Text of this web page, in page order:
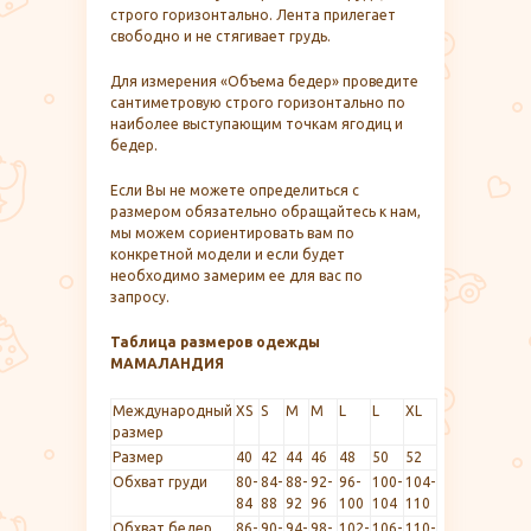
строго горизонтально. Лента прилегает
свободно и не стягивает грудь.
Для измерения «Объема бедер» проведите
сантиметровую строго горизонтально по
наиболее выступающим точкам ягодиц и
бедер.
Если Вы не можете определиться с
размером обязательно обращайтесь к нам,
мы можем сориентировать вам по
конкретной модели и если будет
необходимо замерим ее для вас по
запросу.
Таблица размеров одежды
МАМАЛАНДИЯ
Международный
размер
XS S M M L L XL
Размер 40 42 44 46 48 50
52
Обхват груди
80-
84
84-
88
88-
92
92-
96
96-
100
100-
104
104-
110
Обхват бедер
86- 90- 94- 98- 102- 106- 110-